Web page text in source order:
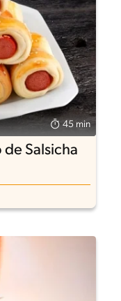
45 min
Salsicha